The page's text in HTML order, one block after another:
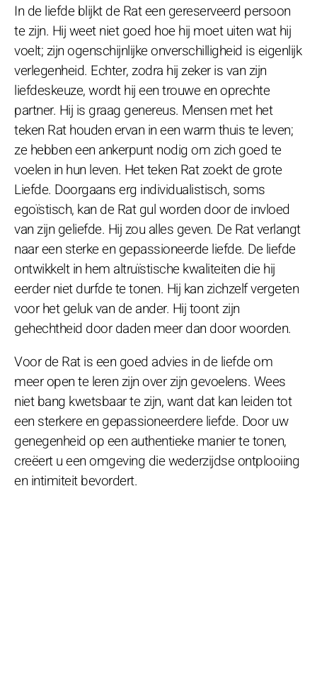
In de liefde blijkt de Rat een gereserveerd persoon
te zijn. Hij weet niet goed hoe hij moet uiten wat hij
voelt; zijn ogenschijnlijke onverschilligheid is eigenlijk
verlegenheid. Echter, zodra hij zeker is van zijn
liefdeskeuze, wordt hij een trouwe en oprechte
partner. Hij is graag genereus. Mensen met het
teken Rat houden ervan in een warm thuis te leven;
ze hebben een ankerpunt nodig om zich goed te
voelen in hun leven. Het teken Rat zoekt de grote
Liefde. Doorgaans erg individualistisch, soms
egoïstisch, kan de Rat gul worden door de invloed
van zijn geliefde. Hij zou alles geven. De Rat verlangt
naar een sterke en gepassioneerde liefde. De liefde
ontwikkelt in hem altruïstische kwaliteiten die hij
eerder niet durfde te tonen. Hij kan zichzelf vergeten
voor het geluk van de ander. Hij toont zijn
gehechtheid door daden meer dan door woorden.
Voor de Rat is een goed advies in de liefde om
meer open te leren zijn over zijn gevoelens. Wees
niet bang kwetsbaar te zijn, want dat kan leiden tot
een sterkere en gepassioneerdere liefde. Door uw
genegenheid op een authentieke manier te tonen,
creëert u een omgeving die wederzijdse ontplooiing
en intimiteit bevordert.